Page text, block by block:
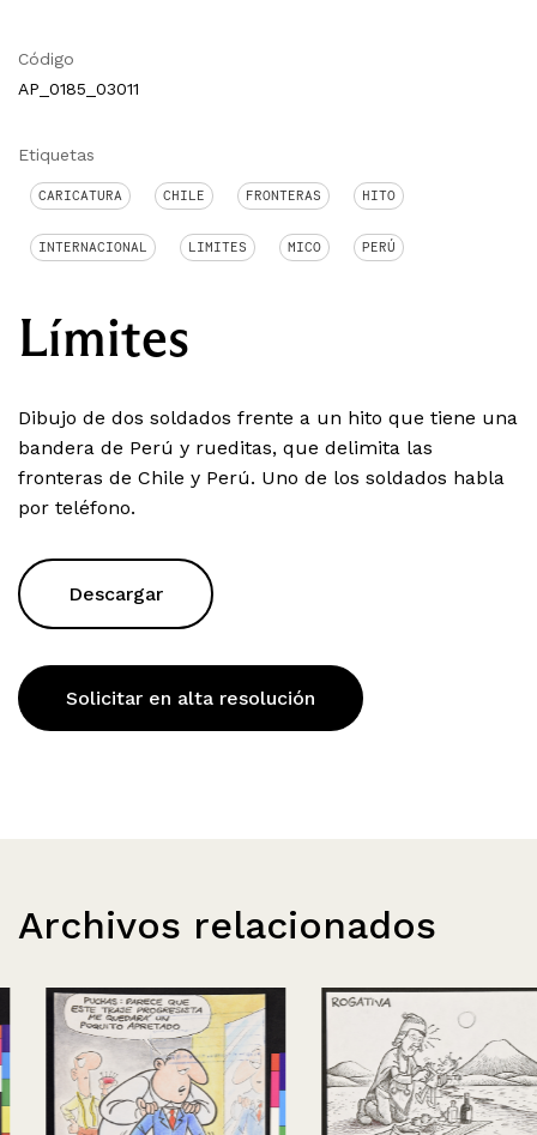
Código
AP_0185_03011
Etiquetas
CARICATURA CHILE FRONTERAS HITO
INTERNACIONAL LIMITES MICO PERÚ
Límites
Dibujo de dos soldados frente a un hito que tiene una
bandera de Perú y rueditas, que delimita las
fronteras de Chile y Perú. Uno de los soldados habla
por teléfono.
Descargar
Solicitar en alta resolución
Archivos relacionados